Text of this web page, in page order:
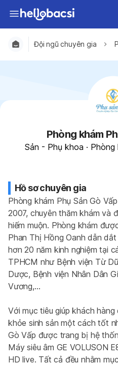
Đội ngũ chuyên gia
Phòng khám
Sản - Phụ khoa · Phòng
Hồ sơ chuyên gia
Phòng khám Phụ Sản Gò
2007, chuyên thăm khám và
hiếm muộn. Phòng khám
Phan Thị Hồng Oanh dẫn
hơn 20 năm kinh nghiệm tại
TPHCM như Bệnh viện Từ
Dược, Bệnh viện Nhân Dân
Vương,…
Với mục tiêu giúp khách
khỏe sinh sản một cách tốt
Gò Vấp được trang bị hệ
Máy siêu âm GE VOLUSON
HD live. Tất cả đều nhằm